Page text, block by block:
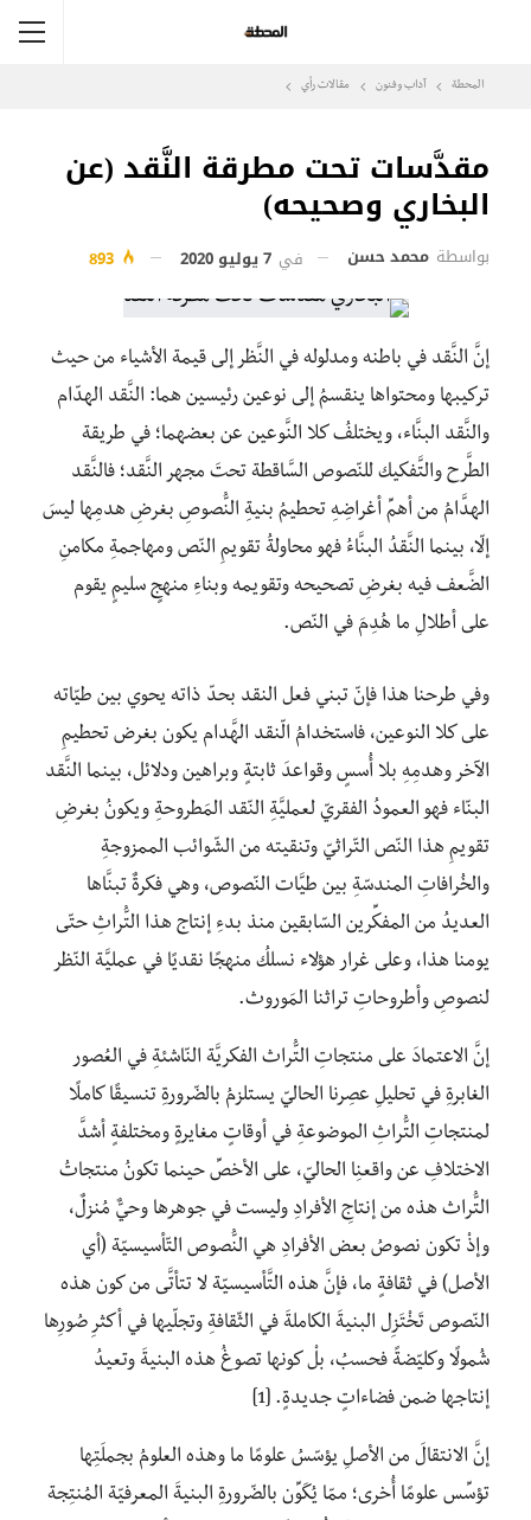
المحطة آداب وفنون مقالات رأي
مقدَّسات تحت مطرقة النَّقد (عن
البخاري وصحيحه)
بواسطة محمد حسن في 7 يوليو 2020
إنَّ النَّقد في باطنه ومدلوله في النَّظر إلى قيمة الأشياء من حيث
تركيبها ومحتواها ينقسمُ إلى نوعين رئيسين هما: النَّقد الهدّام
والنَّقد البنَّاء، ويختلفُ كلا النَّوعين عن بعضهما؛ في طريقة
الطَّرح والتَّفكيك للنّصوص السَّاقطة تحتَ مجهر النَّقد؛ فالنَّقد
الهدَّامُ من أهمِّ أغراضِهِ تحطيمُ بنيةِ النُّصوصِ بغرضِ هدمِها ليسَ
إلّا، بينما النَّقدُ البنَّاءُ فهو محاولةُ تقويمِ النّص ومهاجمةِ مكامنِ
الضَّعف فيه بغرضِ تصحيحه وتقويمه وبناءِ منهجٍ سليمٍ يقوم
على أطلالِ ما هُدِمَ في النّص.
وفي طرحنا هذا فإنّ تبني فعل النقد بحدّ ذاته يحوي بين طيّاته
على كلا النوعين، فاستخدامُ الّنقد الهَّدام يكون بغرض تحطيمِ
الآخر وهدمِهِ بلا أُسسٍ وقواعدَ ثابتةٍ وبراهين ودلائل، بينما النَّقد
البنّاء فهو العمودُ الفقريّ لعمليَّةِ النّقد المَطروحةِ ويكونُ بغرضِ
تقويمِ هذا النّص التّراثيّ وتنقيته من الشّوائب الممزوجةِ
والخُرافاتِ المندسّةِ بين طيَّات النّصوص، وهي فكرةٌ تبنَّاها
العديدُ من المفكِّرين السّابقين منذ بدءِ إنتاج هذا التُّراثِ حتّى
يومنا هذا، وعلى غرار هؤلاء نسلكُ منهجًا نقديًا في عمليَّة النّظر
لنصوصِ وأطروحاتِ تراثنا المَوروث.
إنَّ الاعتمادَ على منتجاتِ التُّراث الفكريَّة النّاشئةِ في العُصور
الغابرةِ في تحليلِ عصِرنا الحاليّ يستلزمُ بالضّرورةِ تنسيقًا كاملًا
لمنتجاتِ التُّراثِ الموضوعةِ في أوقاتٍ مغايرةٍ ومختلفةٍ أشدَّ
الاختلافِ عن واقعنِا الحاليّ، على الأخصِّ حينما تكونُ منتجاتُ
التُّراث هذه من إنتاجِ الأفرادِ وليست في جوهرها وحيٌّ مُنزلٌ،
وإذْ تكون نصوصُ بعض الأفرادِ هي النُّصوص التّأسيسيّة (أي
الأصل) في ثقافةٍ ما، فإنَّ هذه التَّأسيسيّة لا تتأتَّى من كون هذه
النّصوص تَخْتَزِل البنيةَ الكاملةَ في الثّقافةِ وتجلّيها في أكثرِ صُورِها
شُمولًا وكليّضةً فحسبُ، بلْ كونها تصوغُ هذه البنيةَ وتعيدُ
إنتاجها ضمن فضاءاتٍ جديدةٍ. [1]
إنَّ الانتقالَ من الأصلِ يؤسّسُ علومًا ما وهذه العلومُ بجملَتِها
تؤسِّس علومًا أُخرى؛ ممّا يُكَوِّن بالضّرورةِ البنيةَ المعرفيّة المُنتِجة